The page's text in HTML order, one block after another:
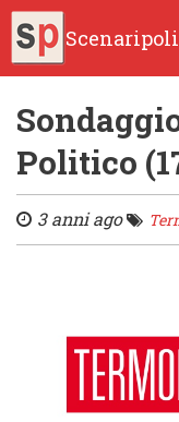
Politico
3 anni ago